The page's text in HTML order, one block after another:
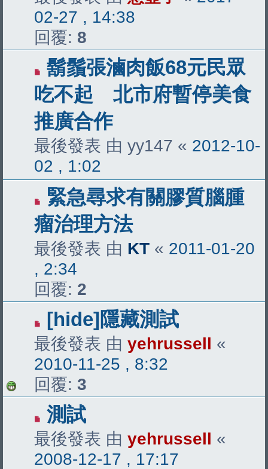
02-27 , 14:38
回覆: 8
鬍鬚張滷肉飯68元民眾
吃不起 北市府暫停美食
推廣合作
最後發表 由 yy147 « 2012-10-
02 , 1:02
緊急尋求有關膠質腦腫
瘤治理方法
最後發表 由 KT « 2011-01-20
, 2:34
回覆: 2
[hide]隱藏測試
最後發表 由 yehrussell «
2010-11-25 , 8:32
回覆: 3
測試
最後發表 由 yehrussell «
2008-12-17 , 17:17